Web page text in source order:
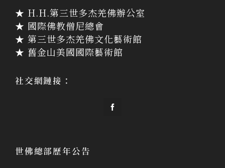
★ H.H.第三世多杰羌佛辦公室
★ 國際佛教僧尼總會
★ 第三世多杰羌佛文化藝術館
★ 舊金山美國國際藝術館
社交網鏈接：
世佛總部歷年公告